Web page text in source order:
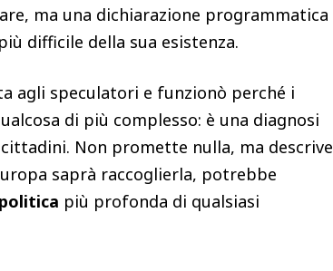
ma una dichiarazione programmatica
difficile della sua esistenza.
agli speculatori e funzionò perché i
di più complesso: è una diagnosi
Non promette nulla, ma descrive
saprà raccoglierla, potrebbe
più profonda di qualsiasi